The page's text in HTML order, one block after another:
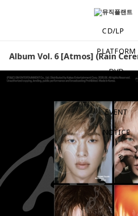
CD/LP
PLATFORM
DVD
EVENT
NOTICE
Album Vol. 6 [Atmos] (Rain